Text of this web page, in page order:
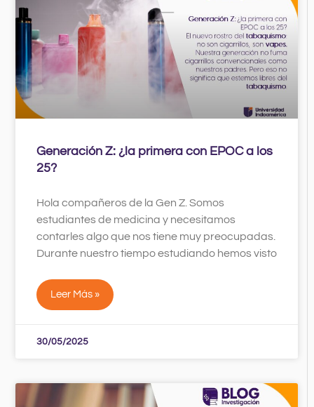
Generación Z: ¿la primera con EPOC a los
25?
Hola compañeros de la Gen Z. Somos
estudiantes de medicina y necesitamos
contarles algo que nos tiene muy preocupadas.
Durante nuestro tiempo estudiando hemos visto
Leer Más »
30/05/2025